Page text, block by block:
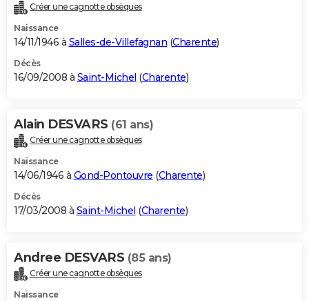
Créer une cagnotte obsèques
Naissance
14/11/1946 à Salles-de-Villefagnan (Charente)
Décès
16/09/2008 à Saint-Michel (Charente)
Alain DESVARS (61 ans)
Créer une cagnotte obsèques
Naissance
14/06/1946 à Gond-Pontouvre (Charente)
Décès
17/03/2008 à Saint-Michel (Charente)
Andree DESVARS (85 ans)
Créer une cagnotte obsèques
Naissance